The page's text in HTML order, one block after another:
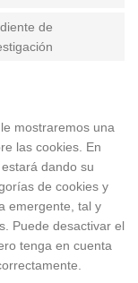
service
google-
de
mostraremos una
las cookies. En
dando su
de cookies y
emergente, tal y
Puede desactivar el
tenga en cuenta